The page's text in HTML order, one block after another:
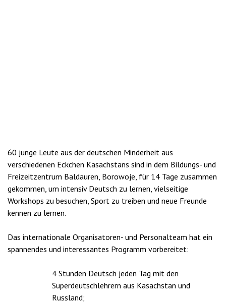
60 junge Leute aus der deutschen Minderheit aus
verschiedenen Eckchen Kasachstans sind in dem Bildungs- und
Freizeitzentrum Baldauren, Borowoje, für 14 Tage zusammen
gekommen, um intensiv Deutsch zu lernen, vielseitige
Workshops zu besuchen, Sport zu treiben und neue Freunde
kennen zu lernen.
Das internationale Organisatoren- und Personalteam hat ein
spannendes und interessantes Programm vorbereitet:
4 Stunden Deutsch jeden Tag mit den
Superdeutschlehrern aus Kasachstan und
Russland;